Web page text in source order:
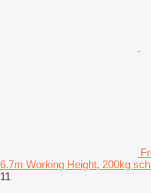
6.7m Working Height, 200kg
11